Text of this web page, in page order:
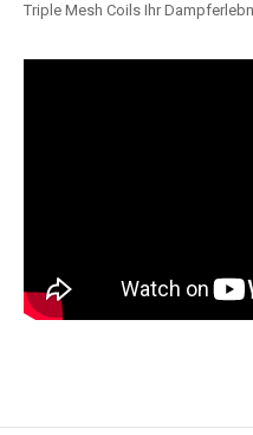
Triple Mesh Coils Ihr